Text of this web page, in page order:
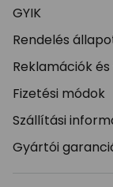
GYIK
Rendelés
Reklamációk
Fizetési módok
Szállítási
Gyártói